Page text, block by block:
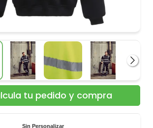
Sin Personalizar
tu pedido y compra